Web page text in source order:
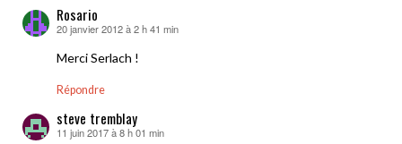
Rosario
dit :
20 janvier 2012 à 2 h 41 min
Merci Serlach !
Répondre
steve tremblay
dit :
11 juin 2017 à 8 h 01 min